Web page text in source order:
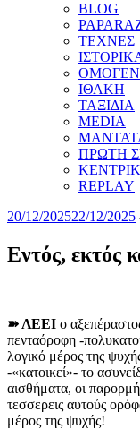
BLOG
ΤΕΧΝΕΣ
ΙΘΑΚΗ
ΤΑΞΙΔΙΑ
MEDIA
ΠΡΩΤΗ
REPLAY
20/12/202522/12/2025
Εντός, εκτός
➽ ΛΕΕΙ ο
πενταόροφη -
λογικό μέρος της
-«κατοικεί»- το
αισθήματα, οι
τεσσερεις αυτούς
μέρος της ψυχής!